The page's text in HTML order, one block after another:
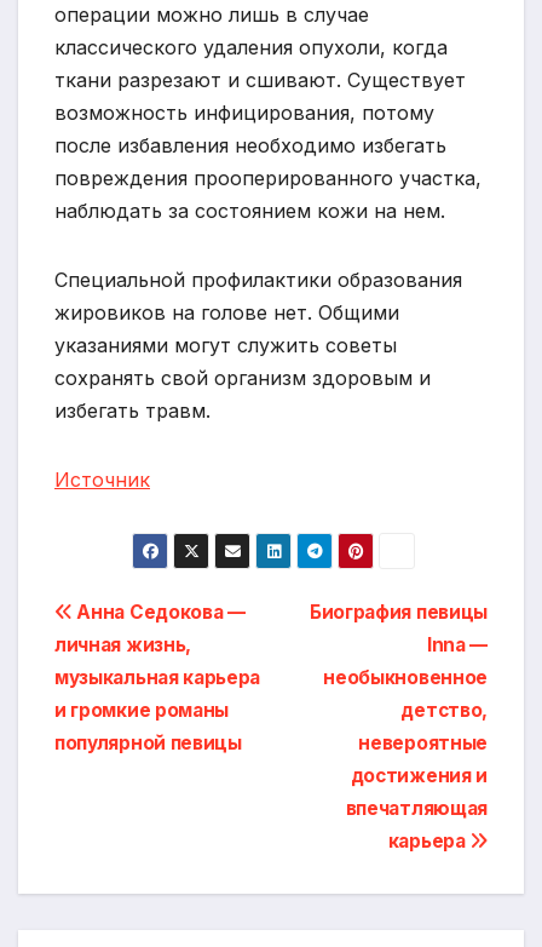
операции можно лишь в случае
классического удаления опухоли, когда
ткани разрезают и сшивают. Существует
возможность инфицирования, потому
после избавления необходимо избегать
повреждения прооперированного участка,
наблюдать за состоянием кожи на нем.
Специальной профилактики образования
жировиков на голове нет. Общими
указаниями могут служить советы
сохранять свой организм здоровым и
избегать травм.
Источник
Навигация
по
записям
Биография певицы
Inna —
необыкновенное
детство,
невероятные
достижения и
впечатляющая
карьера
Анна Седокова —
личная жизнь,
музыкальная карьера
и громкие романы
популярной певицы